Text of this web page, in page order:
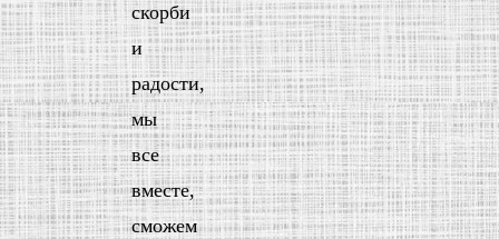
скорби
и
радости,
мы
все
вместе,
сможем